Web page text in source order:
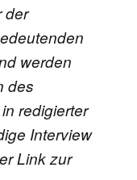
der
werden
des
redigierter
Interview
Link zur